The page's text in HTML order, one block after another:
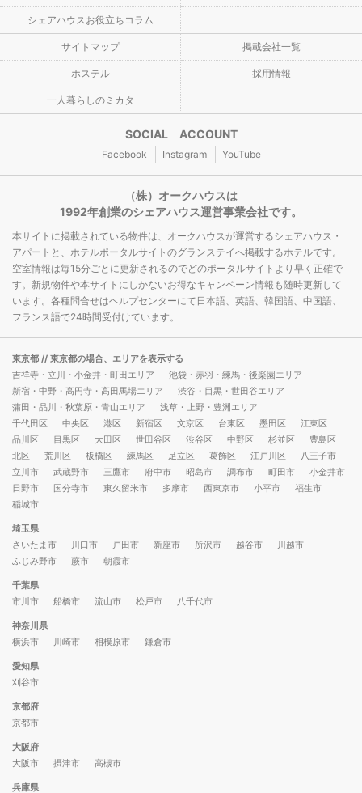
シェアハウスお役立ちコラム
サイトマップ 掲載会社一覧
ホステル 採用情報
一人暮らしのミカタ
SOCIAL ACCOUNT
Facebook Instagram YouTube
（株）オークハウスは
1992年創業のシェアハウス運営事業会社です。
本サイトに掲載されている物件は、オークハウスが運営するシェアハウス・
アパートと、ホテルポータルサイトのグランステイへ掲載するホテルです。
空室情報は毎15分ごとに更新されるのでどのポータルサイトより早く正確で
す。新規物件や本サイトにしかないお得なキャンペーン情報も随時更新して
います。各種問合せはヘルプセンターにて日本語、英語、韓国語、中国語、
フランス語で24時間受付けています。
東京都 // 東京都の場合、エリアを表示する
吉祥寺・立川・小金井・町田エリア
池袋・赤羽・練馬・後楽園エリア
新宿・中野・高円寺・高田馬場エリア
渋谷・目黒・世田谷エリア
蒲田・品川・秋葉原・青山エリア
浅草・上野・豊洲エリア
千代田区
中央区 港区 新宿区 文京区 台東区 墨田区
江東区
品川区
目黒区 大田区 世田谷区 渋谷区 中野区 杉並区
豊島区
北区
荒川区 板橋区 練馬区 足立区 葛飾区 江戸川区
八王子市
立川市
武蔵野市 三鷹市 府中市 昭島市 調布市 町田市
小金井市
日野市
国分寺市 東久留米市 多摩市 西東京市 小平市
福生市
稲城市
埼玉県
さいたま市
川口市 戸田市 新座市 所沢市 越谷市
川越市
ふじみ野市
蕨市 朝霞市
千葉県
市川市
船橋市 流山市 松戸市 八千代市
神奈川県
横浜市
川崎市 相模原市 鎌倉市
愛知県
刈谷市
京都府
京都市
大阪府
大阪市
摂津市 高槻市
兵庫県